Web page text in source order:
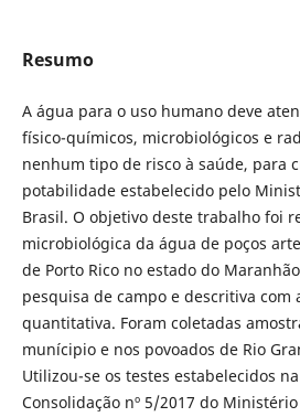
Resumo
A água para o uso humano deve
físico-químicos, microbiológicos e
nenhum tipo de risco à saúde, para
potabilidade estabelecido pelo
Brasil. O objetivo deste trabalho foi
microbiológica da água de poços
de Porto Rico no estado do
pesquisa de campo e descritiva com
quantitativa. Foram coletadas
munícipio e nos povoados de Rio
Utilizou-se os testes estabelecidos
Consolidação nº 5/2017 do